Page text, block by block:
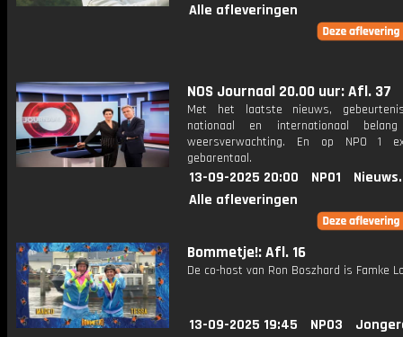
Alle afleveringen
NOS Journaal 20.00 uur: Afl. 37
Met het laatste nieuws,
nationaal en internationaal
weersverwachting. En op NPO 1
gebarentaal.
13-09-2025 20:00 NPO1
Alle afleveringen
Bommetje!: Afl. 16
De co-host van Ron Boszhard is Famke
13-09-2025 19:45 NPO3